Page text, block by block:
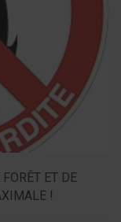
ET DE
!